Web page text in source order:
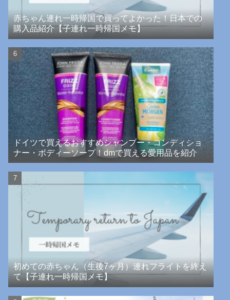
赤ちゃん連れ一時帰国で買ってよかった！日本での
購入品紹介【子連れ一時帰国メモ】
ドイツで買えるおすすめシャンプー・コンディショ
ナー・ボディーソープ！dmで買える愛用品を紹介
初めての赤ちゃん（生後7ヶ月）連れフライトを終え
て【子連れ一時帰国メモ】